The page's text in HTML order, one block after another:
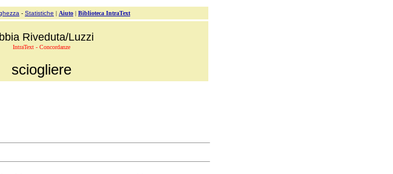
- Statistiche | Aiuto | Biblioteca IntraText
Riveduta/Luzzi
IntraText - Concordanze
sciogliere